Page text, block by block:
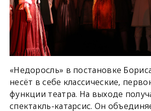
«Недоросль» в постановке
несёт в себе классические,
функции театра. На выходе
спектакль-катарсис. Он